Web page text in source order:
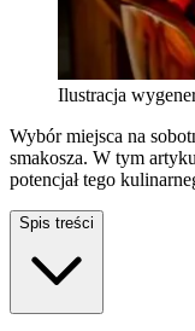
Ilustracja
Wybór miejsca na
smakosza. W tym
potencjał tego
Spis treści